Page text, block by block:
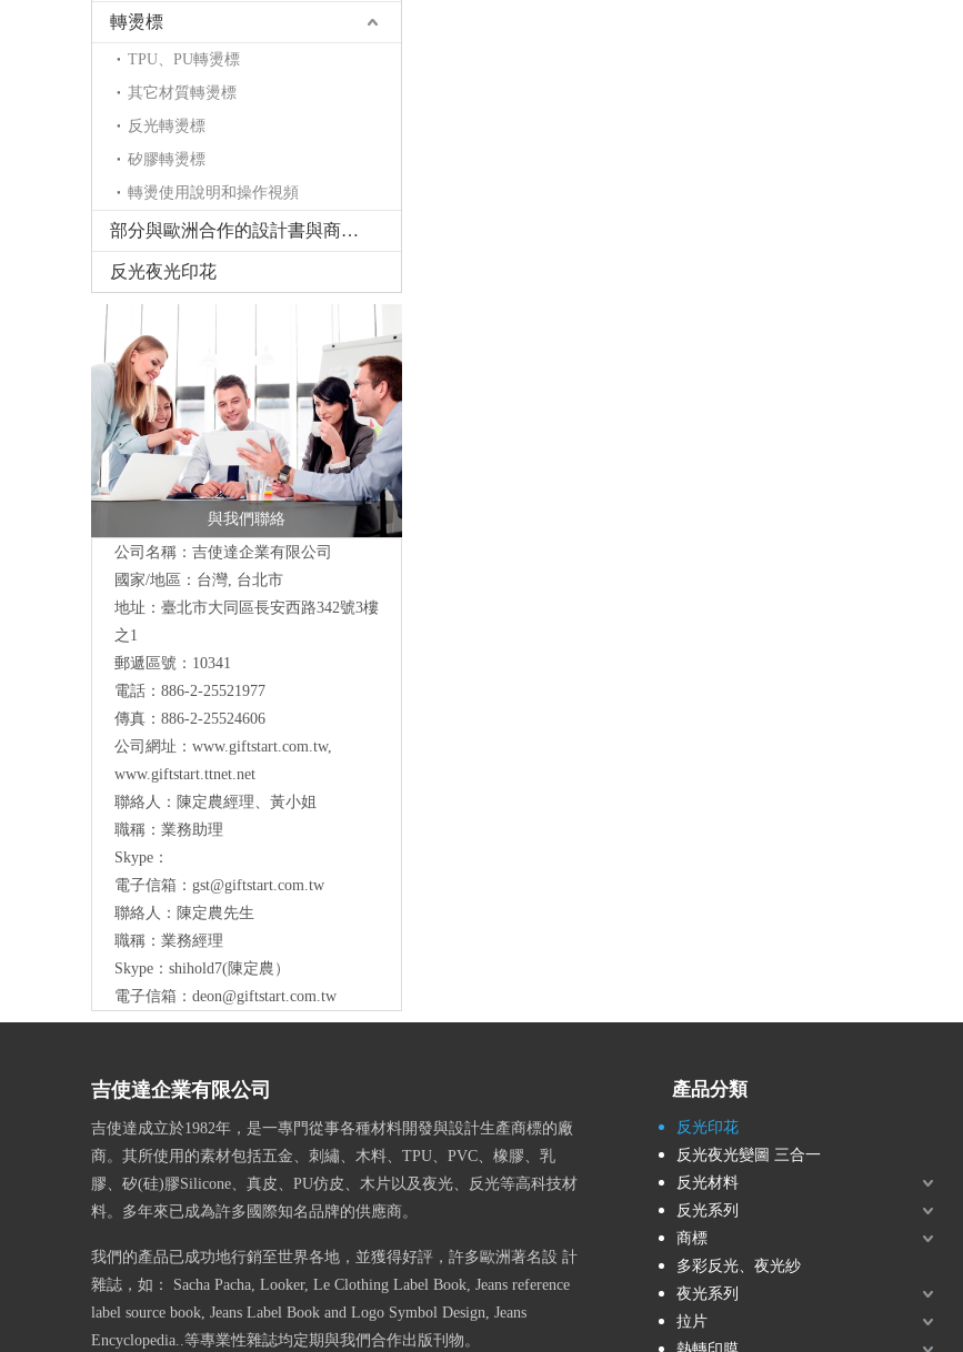
轉燙標
TPU、PU轉燙標
其它材質轉燙標
反光轉燙標
矽膠轉燙標
轉燙使用說明和操作視頻
部分與歐洲合作的設計書與商標書
反光夜光印花
與我們聯絡
公司名稱：吉使達企業有限公司
國家/地區：台灣, 台北市
地址：臺北市大同區長安西路342號3樓
之1
郵遞區號：10341
電話：886-2-25521977
傳真：886-2-25524606
公司網址： www.giftstart.com.tw,
www.giftstart.ttnet.net
聯絡人：陳定農經理、黃小姐
職稱：業務助理
Skype：
電子信箱： gst@giftstart.com.tw
聯絡人：陳定農先生
職稱：業務經理
Skype：shihold7(陳定農）
電子信箱： deon@giftstart.com.tw
吉使達企業有限公司
吉使達成立於1982年，是一專門從事各種材料開發與設計生產商標的廠
商。其所使用的素材包括五金、刺繡、木料、TPU、PVC、橡膠、乳
膠、矽(硅)膠Silicone、真皮、PU仿皮、木片以及夜光、反光等高科技材
料。多年來已成為許多國際知名品牌的供應商。
我們的產品已成功地行銷至世界各地，並獲得好評，許多歐洲著名設 計
雜誌，如： Sacha Pacha, Looker, Le Clothing Label Book, Jeans reference
label source book, Jeans Label Book and Logo Symbol Design, Jeans
Encyclopedia..等專業性雜誌均定期與我們合作出版刊物。
產品分類
反光印花
反光夜光變圖 三合一
反光材料
反光系列
商標
多彩反光、夜光紗
夜光系列
拉片